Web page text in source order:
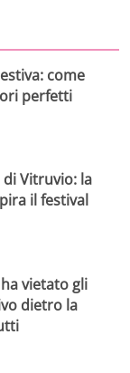
come
perfetti
di Vitruvio: la
il festival
vietato gli
dietro la